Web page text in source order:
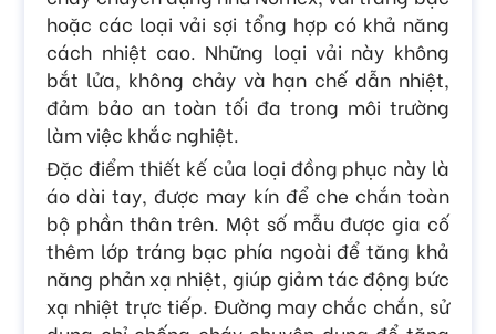
hoặc các loại vải sợi tổng hợp có khả năng
cách nhiệt cao. Những loại vải này không
bắt lửa, không chảy và hạn chế dẫn nhiệt,
đảm bảo an toàn tối đa trong môi trường
làm việc khắc nghiệt.
Đặc điểm thiết kế của loại đồng phục này là
áo dài tay, được may kín để che chắn toàn
bộ phần thân trên. Một số mẫu được gia cố
thêm lớp tráng bạc phía ngoài để tăng khả
năng phản xạ nhiệt, giúp giảm tác động bức
xạ nhiệt trực tiếp. Đường may chắc chắn, sử